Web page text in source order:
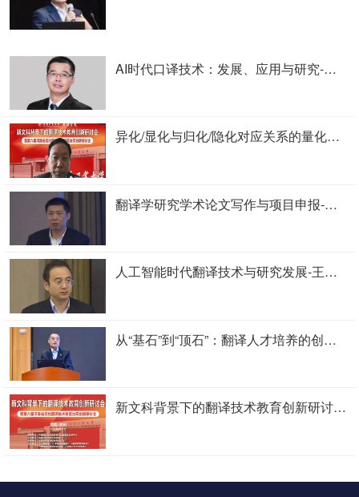
AI时代口译技术：发展、应用与研究-王华树
异化/显化与归化/隐化对应关系的量化考察 ——以《红楼梦》官职称谓英译为例-刘泽权
翻译学研究学术论文写作与项目申报-傅敬民
人工智能时代翻译技术与研究发展-王建华
从“基石”到“顶石”：翻译人才培养的创新理念与原则-赵军峰
新文科背景下的翻译技术教育创新研讨会暨第六届河南省高校翻译技术联盟协同创新研讨会